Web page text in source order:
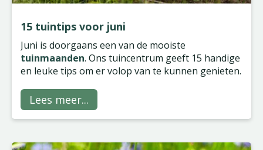
15 tuintips voor juni
Juni is doorgaans een van de mooiste
tuinmaanden. Ons tuincentrum geeft 15 handige
en leuke tips om er volop van te kunnen genieten.
Lees meer...